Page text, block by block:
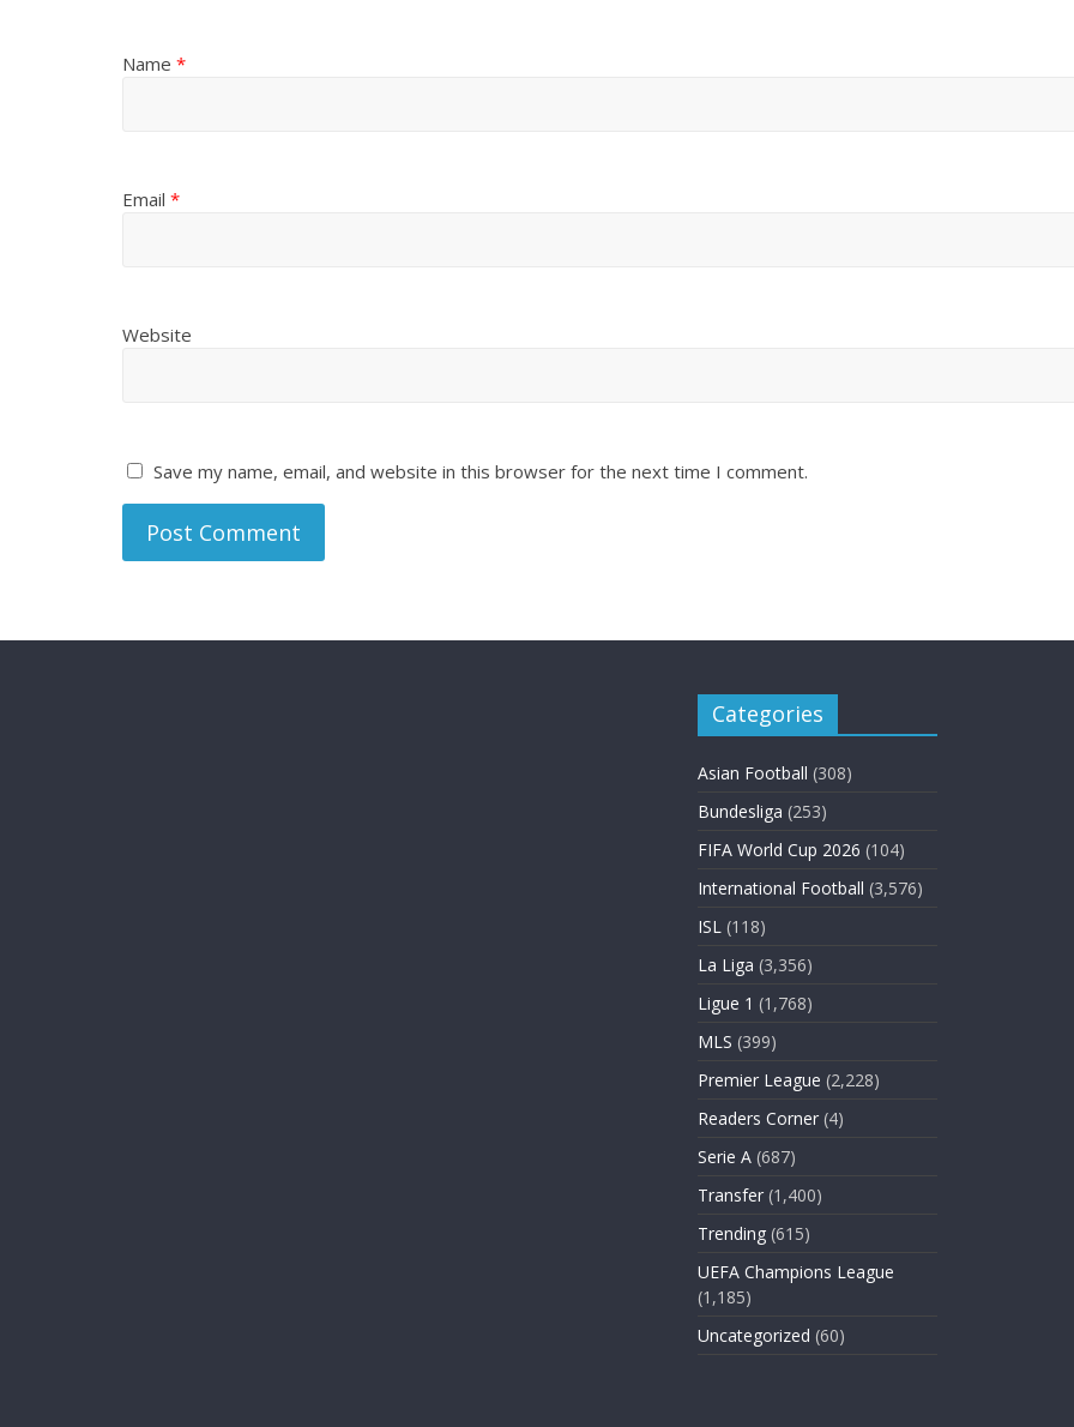
Name *
Email *
Website
Save my name, email, and website in this browser for the next time I comment.
Categories
Asian Football (308)
Bundesliga (253)
FIFA World Cup 2026 (104)
International Football (3,576)
ISL (118)
La Liga (3,356)
Ligue 1 (1,768)
MLS (399)
Premier League (2,228)
Readers Corner (4)
Serie A (687)
Transfer (1,400)
Trending (615)
UEFA Champions League
(1,185)
Uncategorized (60)